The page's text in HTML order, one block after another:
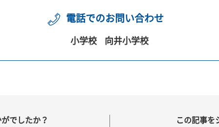
電話でのお問い合わせ
小学校 向井小学校
でしたか？ この記事を